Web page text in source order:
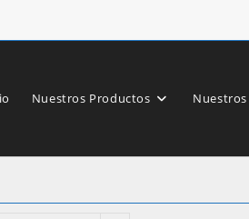
Nuestros Productos